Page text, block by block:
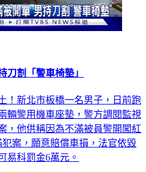
割「警車椅墊」
！新北市板橋一名男子，日前跑
輛警用機車座墊，警方調閱監視
，他供稱因為不滿被員警開闖紅
案，願意賠償車損，法官依毀
易科罰金6萬元。